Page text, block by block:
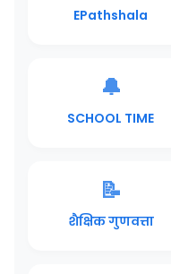
EPathshala
🔔
SCHOOL TIME
📝
शैक्षिक गुणवत्ता